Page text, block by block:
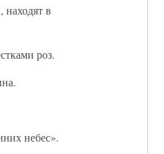
находят в
роз.
небес».